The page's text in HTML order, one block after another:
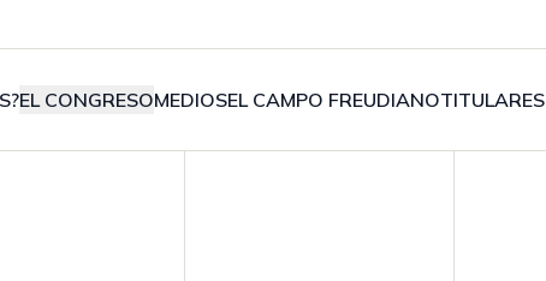
EL CONGRESOMEDIOSEL CAMPO FREUDIANOTITULARES